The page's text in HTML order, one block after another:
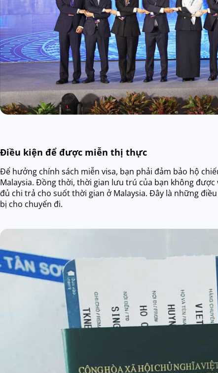
Điều kiện để được miễn thị thực
Để hưởng chính sách miễn visa, bạn phải đảm bảo hộ
Malaysia. Đồng thời, thời gian lưu trú của bạn không
đủ chi trả cho suốt thời gian ở Malaysia. Đây là những
bị cho chuyến đi.